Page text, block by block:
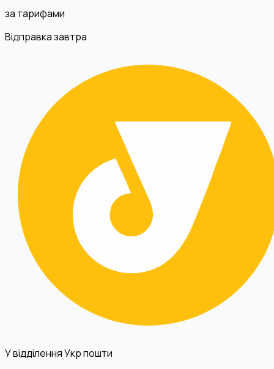
за тарифами
Відправка завтра
У відділення Укр пошти